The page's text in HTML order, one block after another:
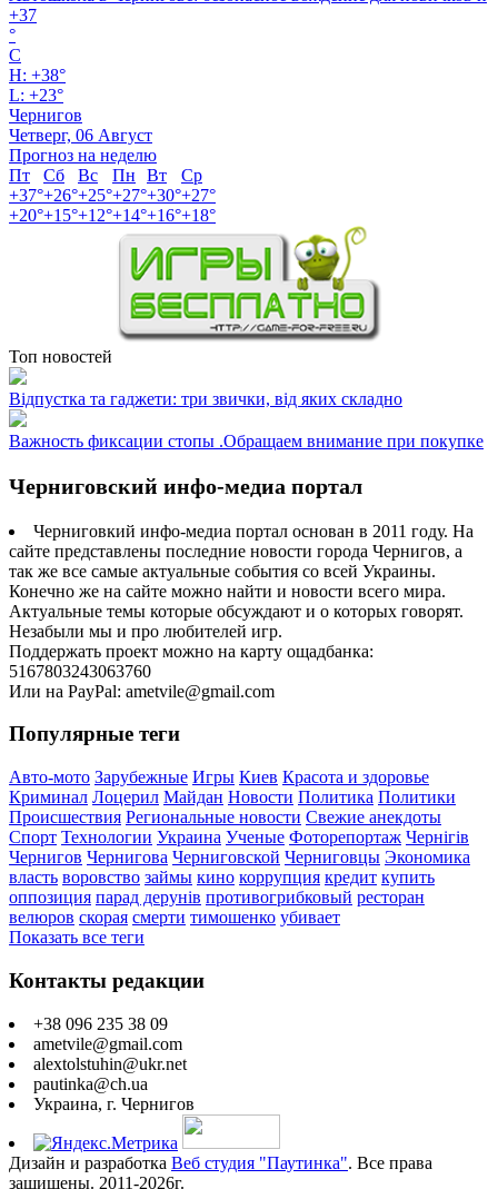
+37
°
C
H: +38°
L: +23°
Чернигов
Четверг, 06 Август
Прогноз на неделю
Пт
Сб Вс Пн Вт
Ср
+37°+26°+25°+27°+30°+27°
+20°+15°+12°+14°+16°+18°
Топ новостей
Відпустка та гаджети: три звички, від яких складно
Важность фиксации стопы .Обращаем внимание при покупке
Черниговский инфо-медиа портал
Черниговкий инфо-медиа портал основан в 2011 году. На
сайте представлены последние новости города Чернигов, а
так же все самые актуальные события со всей Украины.
Конечно же на сайте можно найти и новости всего мира.
Актуальные темы которые обсуждают и о которых говорят.
Незабыли мы и про любителей игр.
Поддержать проект можно на карту ощадбанка:
5167803243063760
Или на PayPal: ametvile@gmail.com
Популярные теги
Авто-мото Зарубежные Игры Киев Красота и здоровье
Криминал Лоцерил Майдан Новости Политика Политики
Происшествия Региональные новости Свежие анекдоты
Спорт Технологии Украина Ученые Фоторепортаж Чернігів
Чернигов Чернигова Черниговской Черниговцы Экономика
власть воровство займы кино коррупция кредит купить
оппозиция парад дерунів противогрибковый ресторан
велюров скорая смерти тимошенко убивает
Показать все теги
Контакты редакции
+38 096 235 38 09
ametvile@gmail.com
alextolstuhin@ukr.net
pautinka@ch.ua
Украина, г. Чернигов
Дизайн и разработка Веб студия "Паутинка". Все права
защищены. 2011-2026г.